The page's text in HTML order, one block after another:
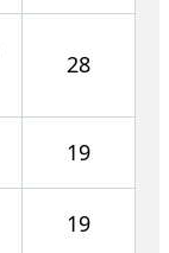
28
19
19